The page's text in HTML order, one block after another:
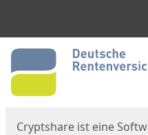
Start
Cryptshare ist eine